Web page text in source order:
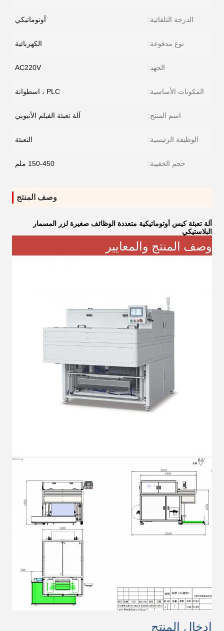
الدرجة التلقائية: أوتوماتيكي
نوع مدفوعة: الكهربائية
الجهد: AC220V
المكونات الأساسية: PLC ، اسطوانة
اسم المنتج: آلة تعبئة الفيلم الأنبوبي
الوظيفة الرئيسية: التعبئة
حجم الحقيبة: 150-450 ملم
وصف المنتج
آلة تعبئة كيس أوتوماتيكية متعددة الوظائف صغيرة لزر المسمار
البلاستيكي
وصف المنتج والمعايير
إدخال المنتج